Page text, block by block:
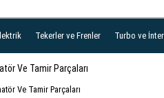
Tekerler ve Frenler Turbo ve
Ve Tamir Parçaları
Ve Tamir Parçaları